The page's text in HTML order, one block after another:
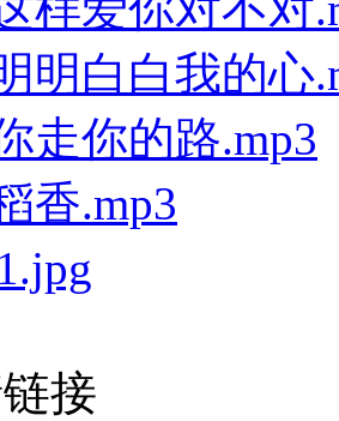
明白白我的心
走你的路.mp3
香.mp3
接